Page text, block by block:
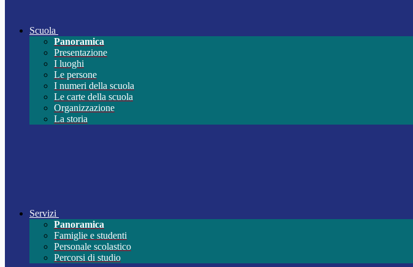
Scuola
Panoramica
Presentazione
I luoghi
Le persone
I numeri della scuola
Le carte della scuola
Organizzazione
La storia
Servizi
Panoramica
Famiglie e studenti
Personale scolastico
Percorsi di studio